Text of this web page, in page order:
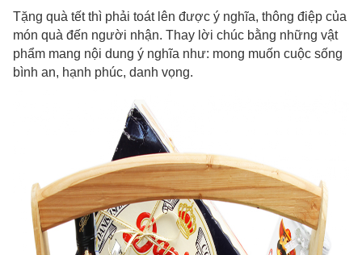
Tặng quà tết thì phải toát lên được ý nghĩa, thông điệp của
món quà đến người nhận. Thay lời chúc bằng những vật
phẩm mang nội dung ý nghĩa như: mong muốn cuộc sống
bình an, hạnh phúc, danh vọng.